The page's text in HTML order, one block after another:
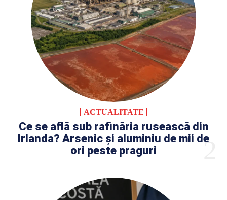
ACTUALITATE
Ce se află sub rafinăria rusească din
Irlanda? Arsenic și aluminiu de mii de
ori peste praguri